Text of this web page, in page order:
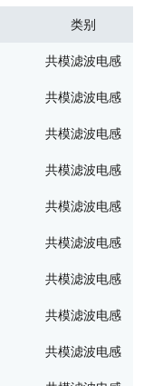
类别
共模滤波电感
共模滤波电感
共模滤波电感
共模滤波电感
共模滤波电感
共模滤波电感
共模滤波电感
共模滤波电感
共模滤波电感